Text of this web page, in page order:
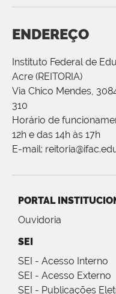
ENDEREÇO
Instituto Federal de
Acre (REITORIA)
Via Chico Mendes,
310
Horário de
12h e das 14h às 17h
E-mail:
PORTAL
Ouvidoria
SEI
SEI - Acesso Interno
SEI - Acesso Externo
SEI - Publicações